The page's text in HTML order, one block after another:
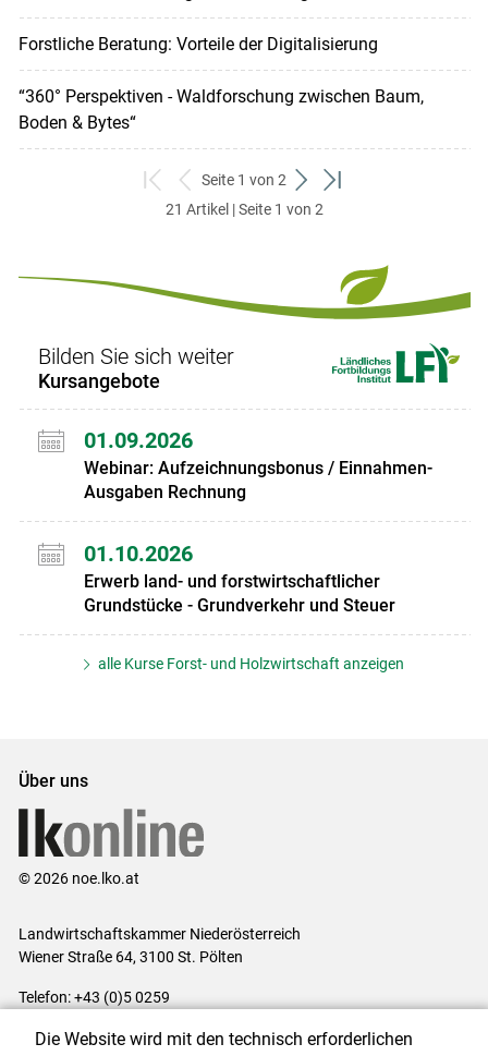
Forstliche Beratung: Vorteile der Digitalisierung
“360° Perspektiven - Waldforschung zwischen Baum,
Boden & Bytes“
zum
ersten
zurück
zum
Seite 1 von 2
weiter
zum
zum
21 Artikel | Seite 1 von 2
Bilden Sie sich weiter
Kursangebote
01.09.2026
Webinar: Aufzeichnungsbonus / Einnahmen-
Ausgaben Rechnung
01.10.2026
Erwerb land- und forstwirtschaftlicher
Grundstücke - Grundverkehr und Steuer
alle Kurse Forst- und Holzwirtschaft anzeigen
Über uns
© 2026 noe.lko.at
Landwirtschaftskammer Niederösterreich
Wiener Straße 64, 3100 St. Pölten
Telefon: +43 (0)5 0259
Die Website wird mit den technisch erforderlichen